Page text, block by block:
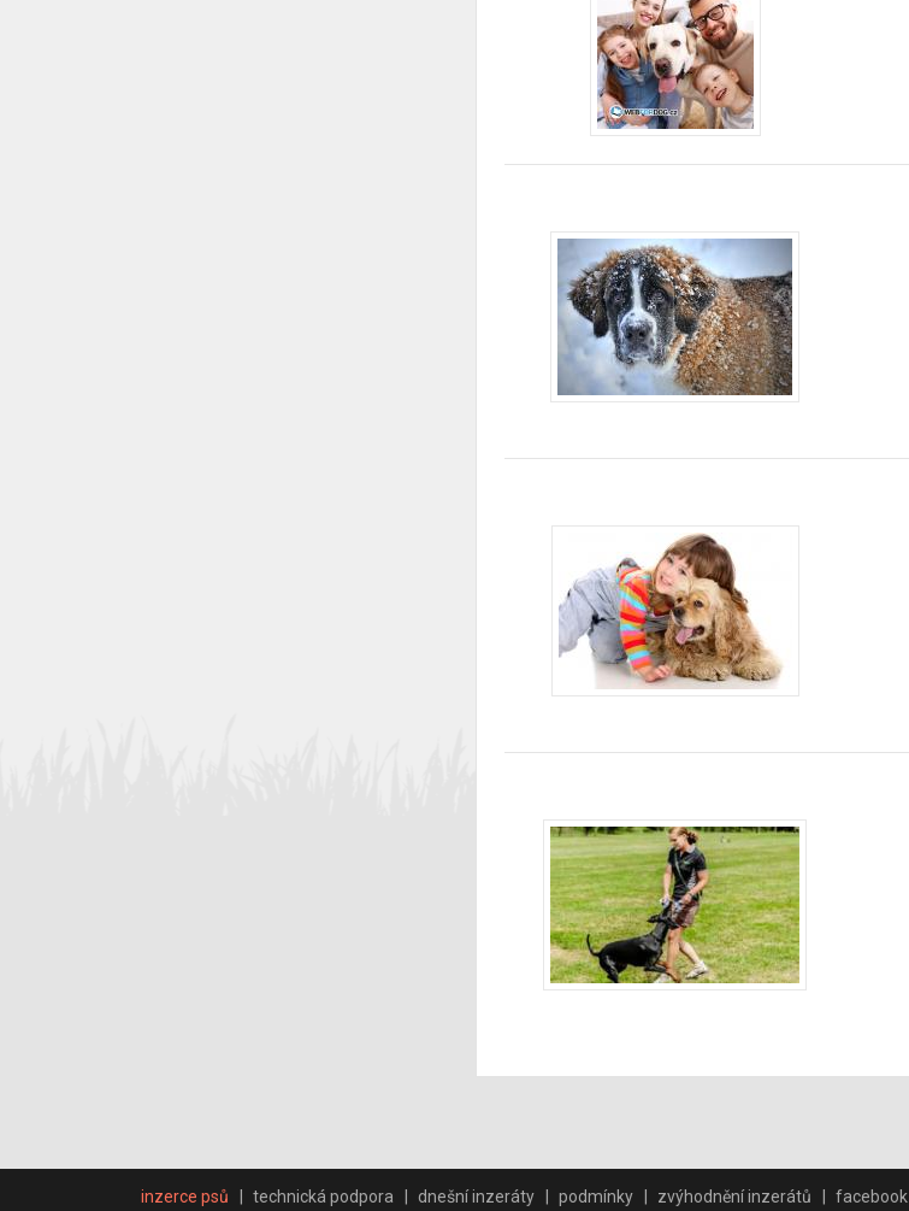
inzerce psů technická podpora dnešní inzeráty podmínky zvýhodnění inzerátů facebook